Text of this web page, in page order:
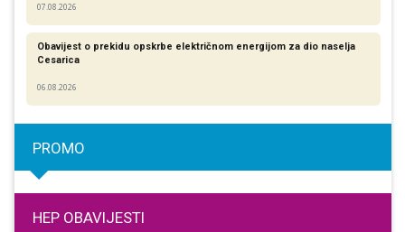
07.08.2026
Obavijest o prekidu opskrbe električnom energijom za dio naselja
Cesarica
06.08.2026
PROMO
HEP OBAVIJESTI